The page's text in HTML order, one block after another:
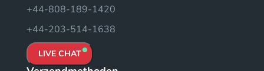
+44-808-189-1420
+44-203-514-1638
LIVE CHAT